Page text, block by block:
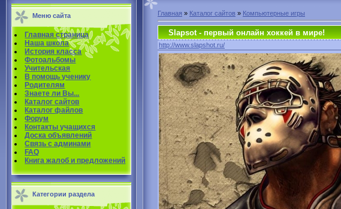
Меню сайта
Главная страница
Наша школа
История класса
Фотоальбомы
Учительская
В помощь ученику
Родителям
Знаете ли Вы...
Каталог сайтов
Каталог файлов
Форум
Контакты учащихся
Доска объявлений
Связь с админами
FAQ
Книга жалоб и предложений
Категории раздела
Главная » Каталог сайтов » Компьютерные игры
Slapsot - первый онлайн хоккей в мире!
http://www.slapshot.ru/